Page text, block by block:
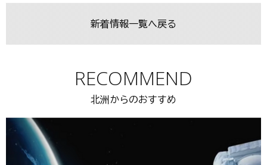
新着情報一覧へ戻る
RECOMMEND
北洲からのおすすめ